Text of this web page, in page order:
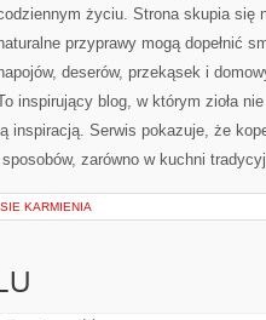
życiu. Strona skupia się
przyprawy mogą dopełnić
deserów, przekąsek i
inspirujący blog, w którym zioła
inspiracją. Serwis pokazuje, że
zarówno w kuchni
KARMIENIA